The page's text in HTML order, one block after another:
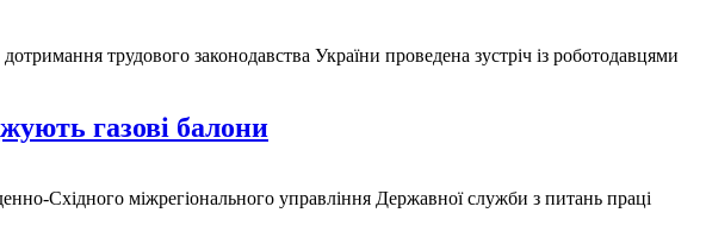
трудового законодавства України проведена зустріч із роботодавцями
газові балони
Східного міжрегіонального управління Державної служби з питань праці